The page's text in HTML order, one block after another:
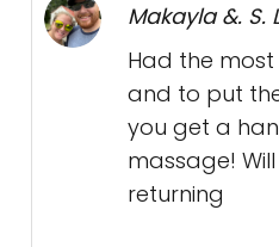
Makayla &. S.
Had the
and to put
you get a
massage!
returning